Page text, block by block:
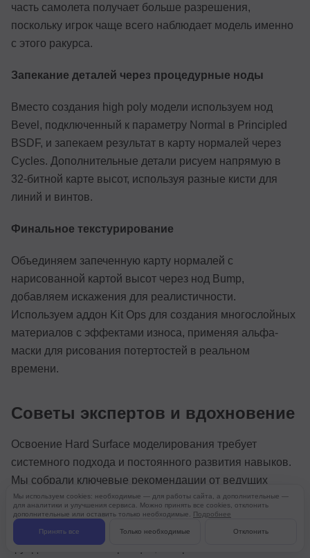
часть самолета получает больше разрешения,
поскольку игрок чаще всего наблюдает модель именно
с этого ракурса.
Запекание деталей через процедурные ноды
Вместо создания high poly модели используем нод
Bevel, подключенный к параметру Normal в Principled
BSDF, и запекаем результат в карту нормалей через
Cycles. Дополнительные детали рисуем напрямую в
32-битной карте высот, используя разные кисти для
линий и винтов.
Финальное текстурирование
Объединяем запеченную карту нормалей с
нарисованной картой высот через нод Bump,
добавляем искажения для реалистичности.
Используем аддон Kit Ops для создания многослойных
материалов с эффектами износа, применяя альфа-
маски для рисования потертостей в реальном
времени.
Советы экспертов и вдохновение
Освоение Hard Surface моделирования требует
системного подхода и постоянного развития навыков.
Мы собрали ключевые рекомендации от ведущих
специалистов индустрии.
Начинайте с простых форм и чистой топологии —
фундаментальный принцип, который нельзя
Мы используем cookies: необходимые — для работы сайта, а дополнительные —
для аналитики и улучшения сервиса. Можно принять все cookies, отклонить
дополнительные или оставить только необходимые. Подробнее
Принять все Только необходимые Отклонить